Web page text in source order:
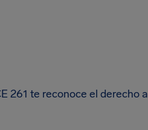
261 te reconoce el derecho a